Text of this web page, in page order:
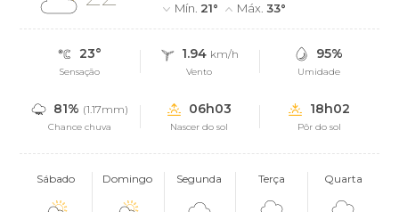
Mín. 21° Máx.33°
23°
Sensação
1.94 km/h
Vento
95%
Umidade
81% (1.17mm)
Chance chuva
06h03
Nascer do sol
18h02
Pôr do sol
Sábado Domingo Segunda Terça Quarta